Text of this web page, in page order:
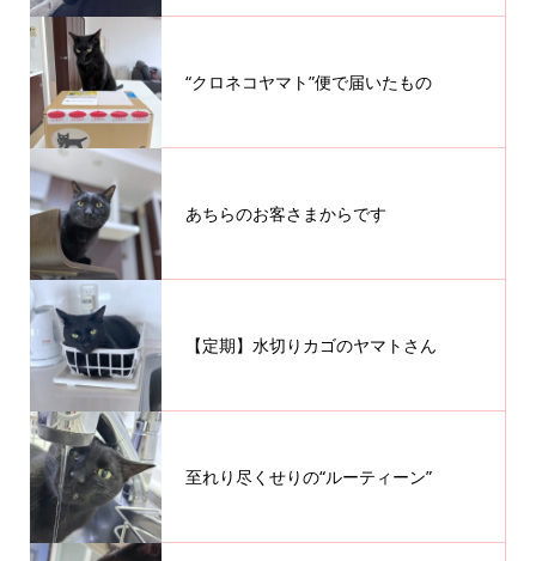
“クロネコヤマト”便で届いたもの
あちらのお客さまからです
【定期】水切りカゴのヤマトさん
至れり尽くせりの“ルーティーン”